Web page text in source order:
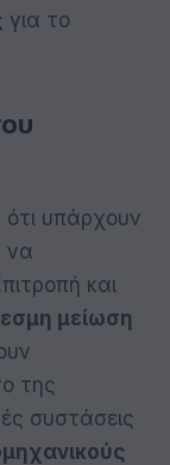
για το
ότι υπάρχουν
να
και
μείωση
της
συστάσεις